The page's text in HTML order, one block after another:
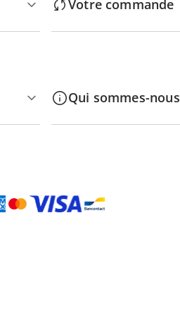
Votre commande
Qui sommes-nous